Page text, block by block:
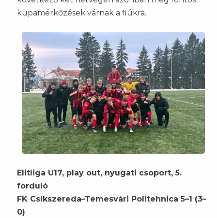
kupamérkőzések várnak a fiúkra.
Elitliga U17, play out, nyugati csoport, 5.
forduló
FK Csíkszereda–Temesvári Politehnica 5–1 (3–
0)